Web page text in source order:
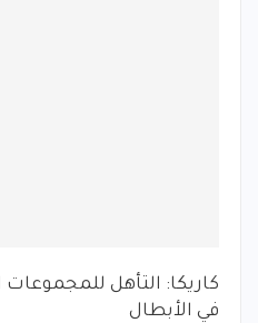
كاريكا: التأهل للمجموعات
في الأبطال